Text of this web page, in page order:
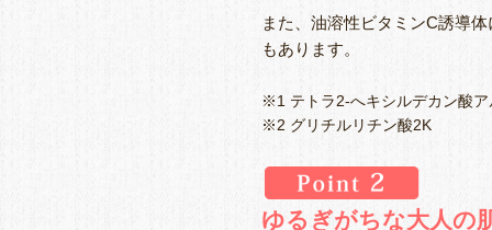
また、油溶性ビタミンC誘導
もあります。
※1 テトラ2‐へキシルデカン酸
※2 グリチルリチン酸2K
ゆるぎがちな大人の